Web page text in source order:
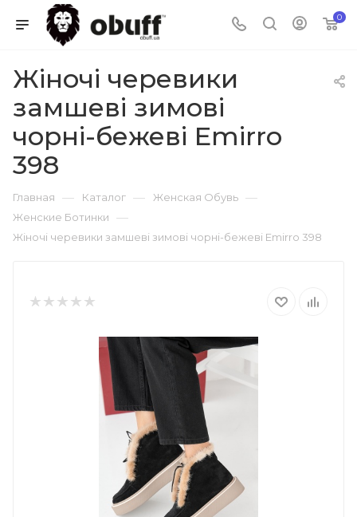
0
Жіночі черевики
замшеві зимові
чорні-бежеві Emirro
398
Главная — Каталог — Женская Обувь —
Женские Ботинки —
Жіночі черевики замшеві зимові чорні-бежеві Emirro 398